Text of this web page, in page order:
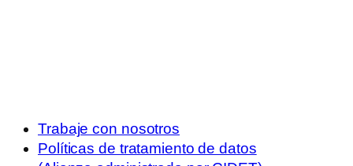
Trabaje con nosotros
Políticas de tratamiento de datos